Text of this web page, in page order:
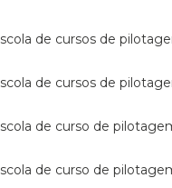
escola de cursos de
escola de cursos de
escola de curso de
escola de curso de